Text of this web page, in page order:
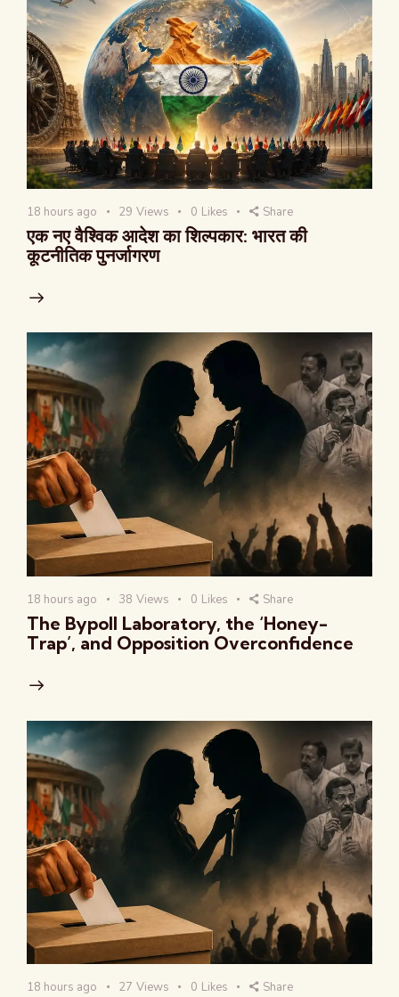
18 hours ago 29 Views 0 Likes Share
एक नए वैश्विक आदेश का शिल्पकार: भारत की
कूटनीतिक पुनर्जागरण
18 hours ago 38 Views 0 Likes Share
The Bypoll Laboratory, the ‘Honey-
Trap’, and Opposition Overconfidence
18 hours ago 27 Views 0 Likes Share